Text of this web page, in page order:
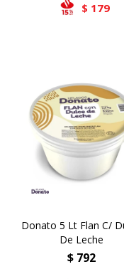
$ 179
Donato 5 Lt Flan C/
De Leche
$ 792